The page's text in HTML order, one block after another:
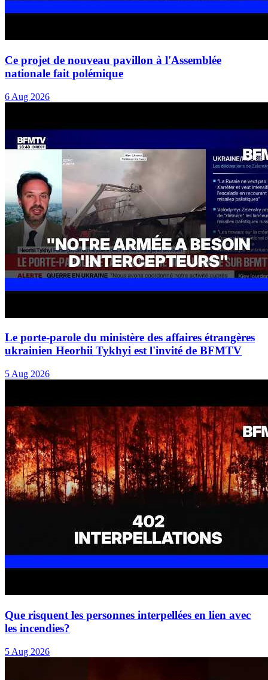
Ce projet de nouveau pavillon à l'Assemblée
nationale fait polémique
6 Aug 2026
Le porte-parole du ministère des affaires étrangères
ukrainien Heorhii Tykhyi est l'invité de BFMTV
5 Aug 2026
Que risquent les personnes interpellées en lien avec
les incendies?
5 Aug 2026